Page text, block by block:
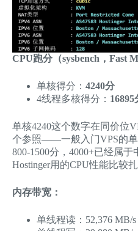
CPU跑分（sysbench，Fast
单核得分： 4240分
4线程多核得分： 16895
单核4240这个数字在同价位
个参照——一般入门VPS的单
800-1500分，4000+已经属
Hostinger用的CPU性能比较
内存带宽：
单线程读：52,376 MB/s